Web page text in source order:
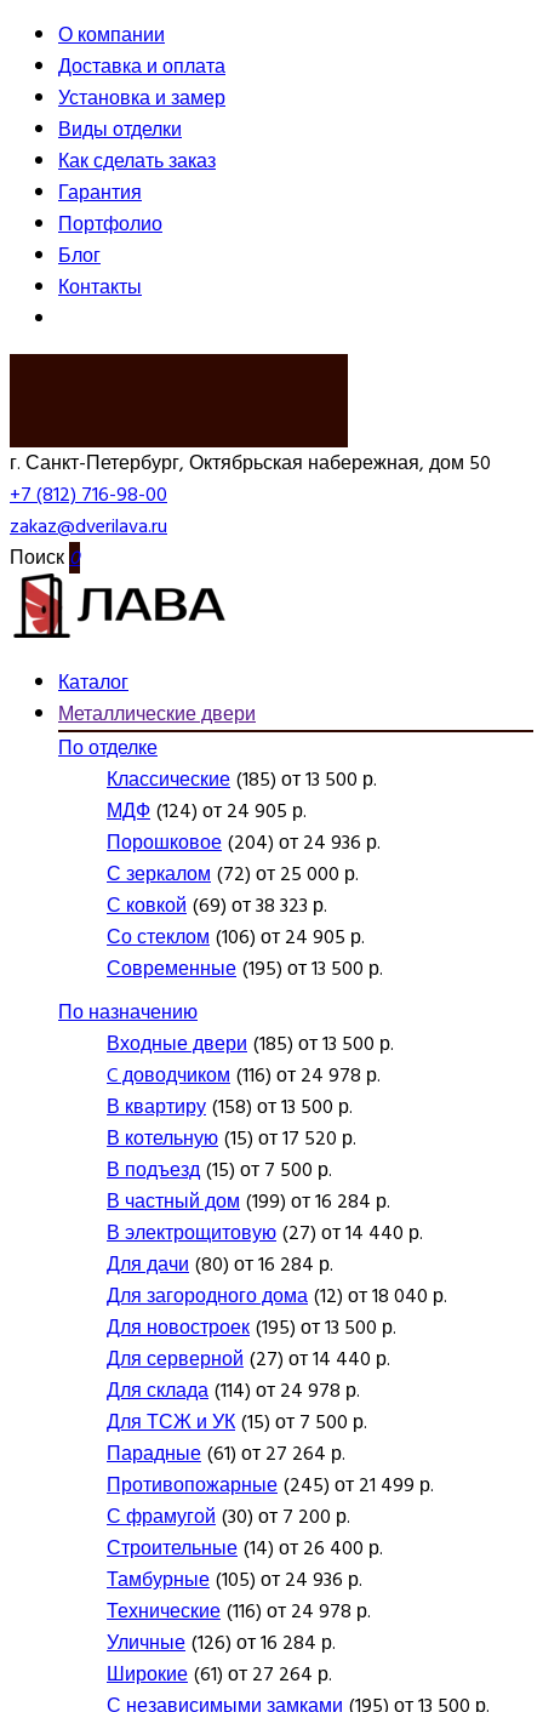
О компании
Доставка и оплата
Установка и замер
Виды отделки
Как сделать заказ
Гарантия
Портфолио
Блог
Контакты
г. Санкт-Петербург, Октябрьская набережная, дом 50
+7 (812) 716-98-00
zakaz@dverilava.ru
Поиск0
Каталог
Металлические двери
По отделке
Классические(185) от 13 500 р.
МДФ(124) от 24 905 р.
Порошковое(204) от 24 936 р.
С зеркалом(72) от 25 000 р.
С ковкой(69) от 38 323 р.
Со стеклом(106) от 24 905 р.
Современные(195) от 13 500 р.
По назначению
Входные двери(185) от 13 500 р.
C доводчиком(116) от 24 978 р.
В квартиру(158) от 13 500 р.
В котельную(15) от 17 520 р.
В подъезд(15) от 7 500 р.
В частный дом(199) от 16 284 р.
В электрощитовую(27) от 14 440 р.
Для дачи(80) от 16 284 р.
Для загородного дома(12) от 18 040 р.
Для новостроек(195) от 13 500 р.
Для серверной(27) от 14 440 р.
Для склада(114) от 24 978 р.
Для ТСЖ и УК(15) от 7 500 р.
Парадные(61) от 27 264 р.
Противопожарные(245) от 21 499 р.
С фрамугой(30) от 7 200 р.
Строительные(14) от 26 400 р.
Тамбурные(105) от 24 936 р.
Технические(116) от 24 978 р.
Уличные(126) от 16 284 р.
Широкие(61) от 27 264 р.